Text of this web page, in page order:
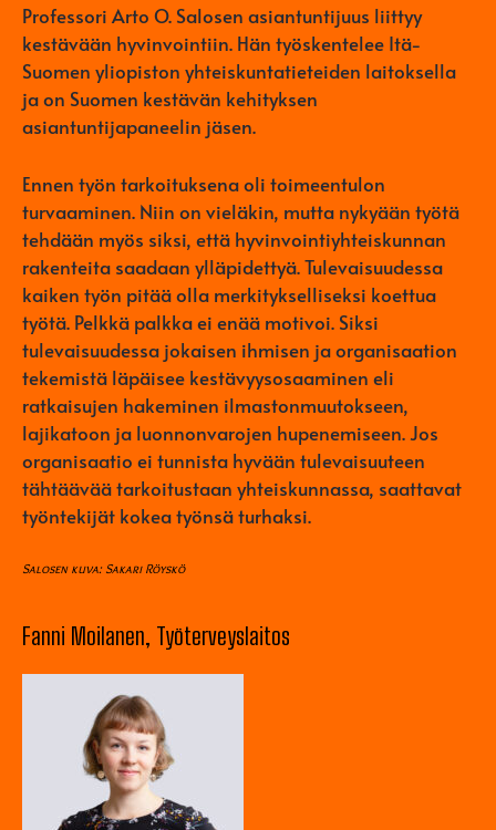
Professori Arto O. Salosen asiantuntijuus liittyy
kestävään hyvinvointiin. Hän työskentelee Itä-
Suomen yliopiston yhteiskuntatieteiden laitoksella
ja on Suomen kestävän kehityksen
asiantuntijapaneelin jäsen.
Ennen työn tarkoituksena oli toimeentulon
turvaaminen. Niin on vieläkin, mutta nykyään työtä
tehdään myös siksi, että hyvinvointiyhteiskunnan
rakenteita saadaan ylläpidettyä. Tulevaisuudessa
kaiken työn pitää olla merkitykselliseksi koettua
työtä. Pelkkä palkka ei enää motivoi. Siksi
tulevaisuudessa jokaisen ihmisen ja organisaation
tekemistä läpäisee kestävyysosaaminen eli
ratkaisujen hakeminen ilmastonmuutokseen,
lajikatoon ja luonnonvarojen hupenemiseen. Jos
organisaatio ei tunnista hyvään tulevaisuuteen
tähtäävää tarkoitustaan yhteiskunnassa, saattavat
työntekijät kokea työnsä turhaksi.
Salosen kuva: Sakari Röyskö
Fanni Moilanen, Työterveyslaitos